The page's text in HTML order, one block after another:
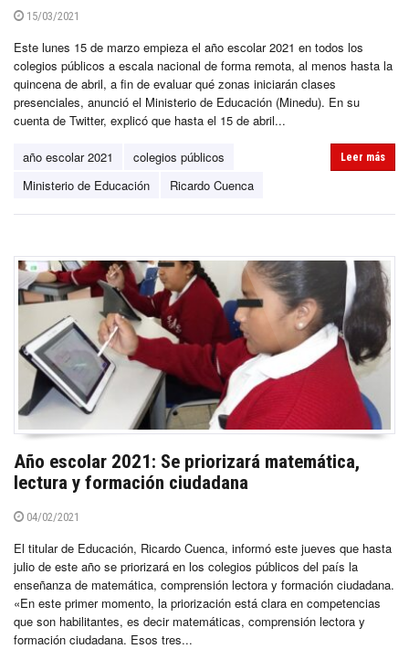
15/03/2021
Este lunes 15 de marzo empieza el año escolar 2021 en todos los
colegios públicos a escala nacional de forma remota, al menos hasta la
quincena de abril, a fin de evaluar qué zonas iniciarán clases
presenciales, anunció el Ministerio de Educación (Minedu). En su
cuenta de Twitter, explicó que hasta el 15 de abril...
año escolar 2021
colegios públicos
Ministerio de Educación
Ricardo Cuenca
Leer más
Año escolar 2021: Se priorizará matemática,
lectura y formación ciudadana
04/02/2021
El titular de Educación, Ricardo Cuenca, informó este jueves que hasta
julio de este año se priorizará en los colegios públicos del país la
enseñanza de matemática, comprensión lectora y formación ciudadana.
«En este primer momento, la priorización está clara en competencias
que son habilitantes, es decir matemáticas, comprensión lectora y
formación ciudadana. Esos tres...